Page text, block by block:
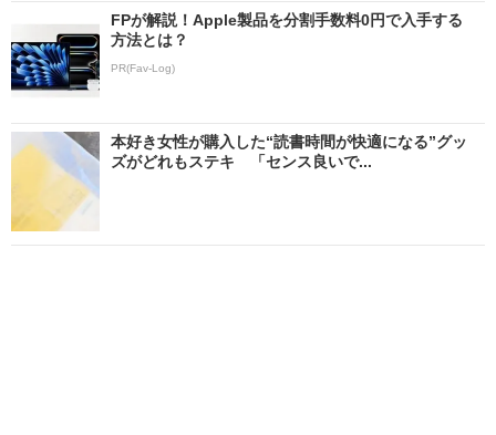
FPが解説！Apple製品を分割手数料0円で入手する
方法とは？
PR(Fav-Log)
本好き女性が購入した“読書時間が快適になる”グッ
ズがどれもステキ 「センス良いで...